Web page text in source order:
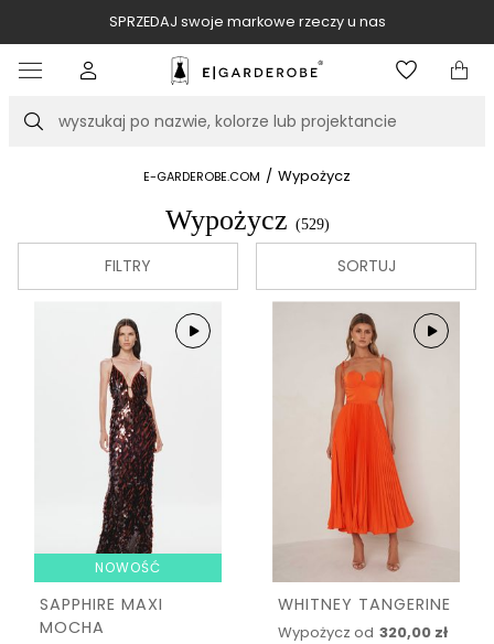
SPRZEDAJ swoje markowe rzeczy u nas
Szukaj
E-GARDEROBE.COM / Wypożycz
Wypożycz (529)
FILTRY SORTUJ
NOWOŚĆ
SAPPHIRE MAXI
MOCHA
WHITNEY TANGERINE
Wypożycz od 320,00 zł